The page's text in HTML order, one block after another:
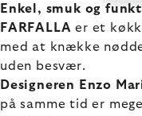
Enkel, smuk og
FARFALLA er et
med at knække
uden besvær.
Designeren Enzo
på samme tid er